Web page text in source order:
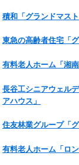
積和「グランドマスト
東急の高齢者住宅「グ
有料老人ホーム「湘南
長谷工シニアウェル
アハウス」
住友林業グループ「
有料老人ホーム「ロン